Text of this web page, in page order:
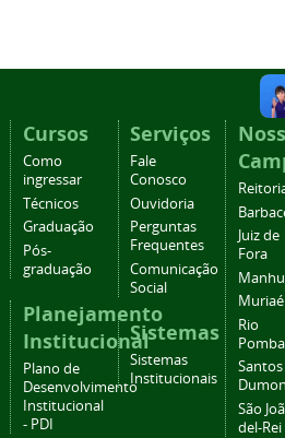
Cursos
Como
ingressar
Técnicos
Graduação
Pós-
graduação
Planejamento
Institucional
Plano de
Desenvolvimento
Institucional
- PDI
Serviços
Fale
Conosco
Ouvidoria
Perguntas
Frequentes
Comunicação
Social
Sistemas
Sistemas
Institucionais
Juiz de
Fora
Muriaé
Rio
Pomba
Santos
São
del-Rei